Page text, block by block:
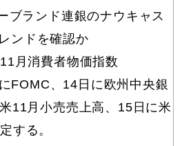
ランド連銀のナウキャス
ンドを確認か
月消費者物価指数
FOMC、14日に欧州中央銀
11月小売売上高、15日に米
する。